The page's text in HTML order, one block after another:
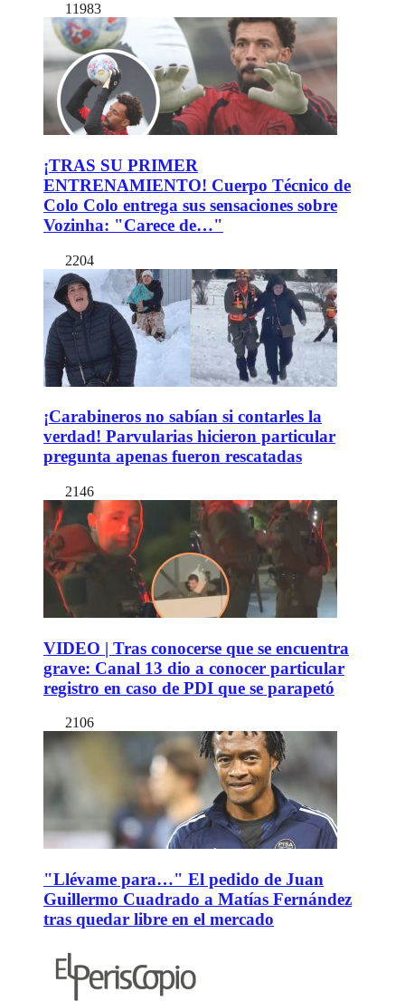
11983
¡TRAS SU PRIMER
ENTRENAMIENTO! Cuerpo Técnico de
Colo Colo entrega sus sensaciones sobre
Vozinha: "Carece de…"
2204
¡Carabineros no sabían si contarles la
verdad! Parvularias hicieron particular
pregunta apenas fueron rescatadas
2146
VIDEO | Tras conocerse que se encuentra
grave: Canal 13 dio a conocer particular
registro en caso de PDI que se parapetó
2106
"Llévame para…" El pedido de Juan
Guillermo Cuadrado a Matías Fernández
tras quedar libre en el mercado